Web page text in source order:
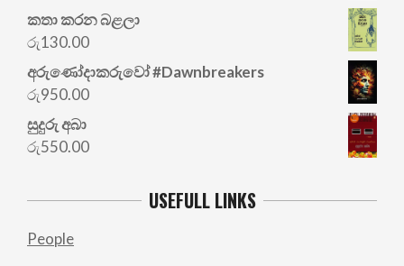
price
was:
කතා කරන බළලා
රු130.00
අරු‍ණෝදාකරුවෝ #Dawnbreakers
රු950.00
සුදුරු අබා
රු550.00
USEFULL LINKS
People